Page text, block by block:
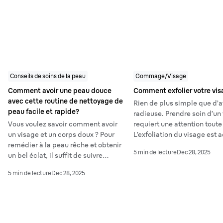
Conseils de soins de la peau
Comment avoir une peau douce
avec cette routine de nettoyage de
peau facile et rapide?
Vous voulez savoir comment avoir
un visage et un corps doux ? Pour
remédier à la peau rêche et obtenir
un bel éclat, il suffit de suivre
cette routine de nettoyage de la
5 min de lectureDec 28, 2025
Gommage/Visage
Comment exfolier votre
Rien de plus simple que
radieuse. Prendre soin
requiert une attention
L’exfoliation du visage est
pour un teint net et
5 min de lectureDec 28, 2025